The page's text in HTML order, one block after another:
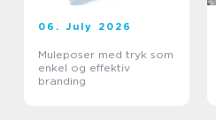
06. July 2026
Muleposer med tryk som
enkel og effektiv
branding